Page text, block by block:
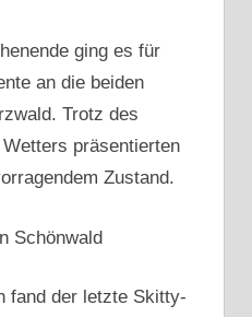
ging es für
an die beiden
Trotz des
präsentierten
Zustand.
Schönwald
fand der letzte Skitty-